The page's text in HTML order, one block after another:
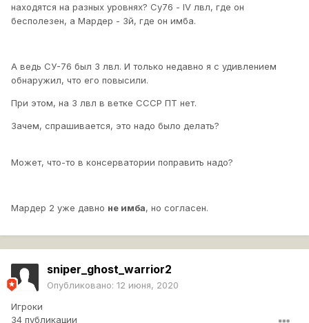
находятся на разных уровнях? Су76 - IV лвл, где он
бесполезен, а Мардер - 3й, где он имба.
А ведь СУ-76 был 3 лвл. И только недавно я с удивлением
обнаружил, что его повысили.
При этом, на 3 лвл в ветке СССР ПТ нет.
Зачем, спрашивается, это надо было делать?
Может, что-то в консерватории поправить надо?
Мардер 2 уже давно не имба, но согласен.
sniper_ghost_warrior2
Опубликовано: 12 июня, 2020
Игроки
34 публикации